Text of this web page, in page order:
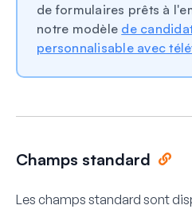
de formulaires prêts à
notre modèle de
personnalisable avec
Champs standard
Les champs standard sont